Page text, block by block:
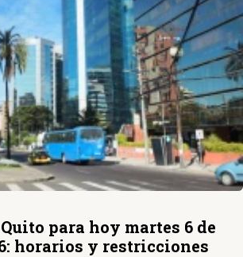
para hoy martes 6 de
horarios y restricciones